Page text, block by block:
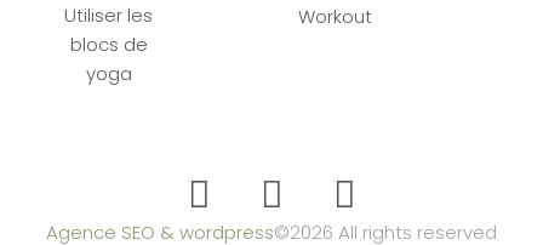
Utiliser les
blocs de
yoga
Workout
Agence SEO & wordpress©2026 All rights reserved